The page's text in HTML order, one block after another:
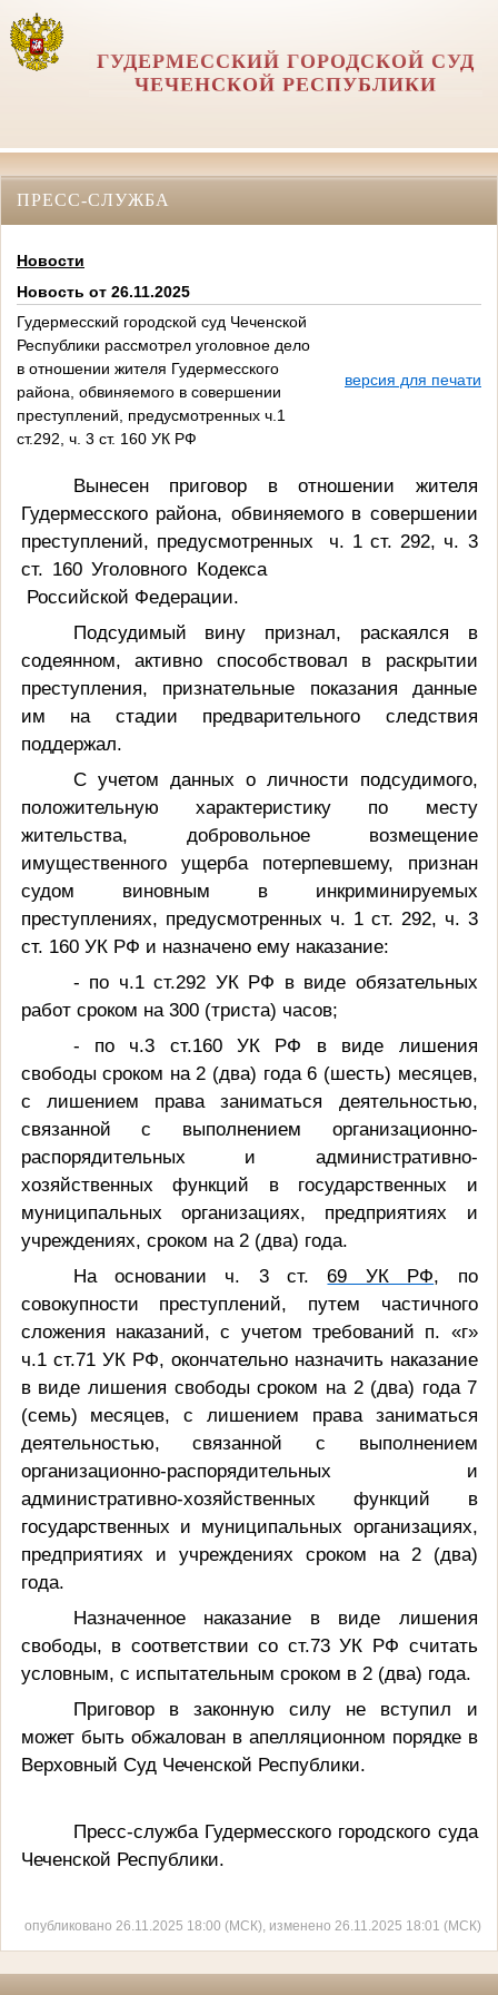
ГУДЕРМЕССКИЙ ГОРОДСКОЙ СУД
ЧЕЧЕНСКОЙ РЕСПУБЛИКИ
ПРЕСС-СЛУЖБА
Новости
Новость от 26.11.2025
Гудермесский городской суд Чеченской
Республики рассмотрел уголовное дело
в отношении жителя Гудермесского
района, обвиняемого в совершении
преступлений, предусмотренных ч.1
ст.292, ч. 3 ст. 160 УК РФ
версия для печати
Вынесен приговор в отношении жителя
Гудермесского района, обвиняемого в совершении
преступлений, предусмотренных ч. 1 ст. 292, ч. 3
ст. 160 Уголовного Кодекса
Российской Федерации.
Подсудимый вину признал, раскаялся в
содеянном, активно способствовал в раскрытии
преступления, признательные показания данные
им на стадии предварительного следствия
поддержал.
С учетом данных о личности подсудимого,
положительную характеристику по месту
жительства, добровольное возмещение
имущественного ущерба потерпевшему, признан
судом виновным в инкриминируемых
преступлениях, предусмотренных ч. 1 ст. 292, ч. 3
ст. 160 УК РФ и назначено ему наказание:
- по ч.1 ст.292 УК РФ в виде обязательных
работ сроком на 300 (триста) часов;
- по ч.3 ст.160 УК РФ в виде лишения
свободы сроком на 2 (два) года 6 (шесть) месяцев,
с лишением права заниматься деятельностью,
связанной с выполнением организационно-
распорядительных и административно-
хозяйственных функций в государственных и
муниципальных организациях, предприятиях и
учреждениях, сроком на 2 (два) года.
На основании ч. 3 ст.69 УК РФ, по
совокупности преступлений, путем частичного
сложения наказаний, с учетом требований п. «г»
ч.1 ст.71 УК РФ, окончательно назначить наказание
в виде лишения свободы сроком на 2 (два) года 7
(семь) месяцев, с лишением права заниматься
деятельностью, связанной с выполнением
организационно-распорядительных и
административно-хозяйственных функций в
государственных и муниципальных организациях,
предприятиях и учреждениях сроком на 2 (два)
года.
Назначенное наказание в виде лишения
свободы, в соответствии со ст.73 УК РФ считать
условным, с испытательным сроком в 2 (два) года.
Приговор в законную силу не вступил и
может быть обжалован в апелляционном порядке в
Верховный Суд Чеченской Республики.
Пресс-служба Гудермесского городского суда
Чеченской Республики.
опубликовано 26.11.2025 18:00 (МСК), изменено 26.11.2025 18:01 (МСК)